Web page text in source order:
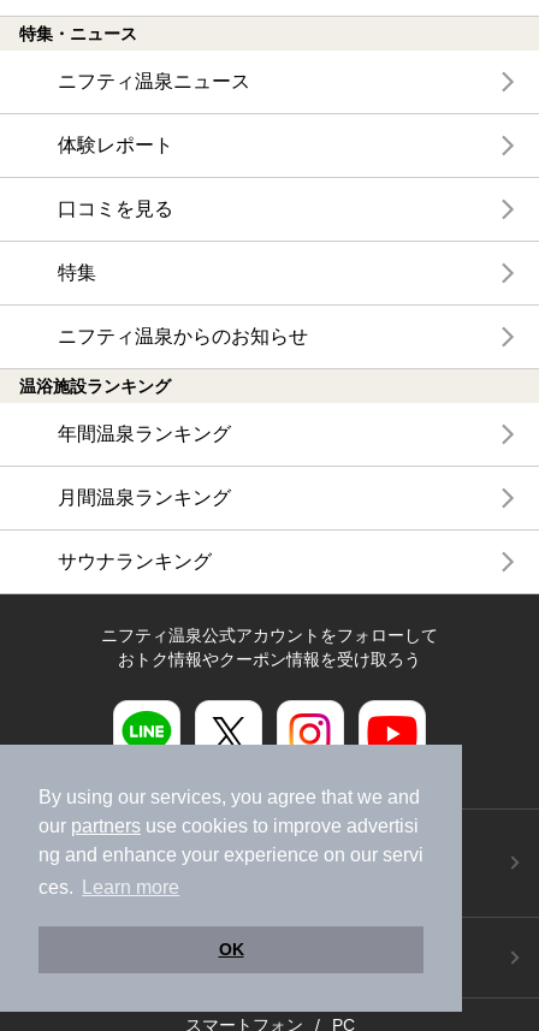
By using our services, you agree that we and
our partners use cookies to improve advertisi
ng and enhance your experience on our servi
ces.
Learn more
OK
特集・ニュース
ニフティ温泉ニュース
体験レポート
口コミを見る
特集
ニフティ温泉からのお知らせ
温浴施設ランキング
年間温泉ランキング
月間温泉ランキング
サウナランキング
ニフティ温泉公式アカウントをフォローして
おトク情報やクーポン情報を受け取ろう
ニフティ温泉アプリ
地図から温泉検索！お得な限定クーポンも！
今すぐダウンロード！
ご意見ご要望 ・お問い合わせ
施設データの新規追加や修正依頼もこちらから
スマートフォン / PC